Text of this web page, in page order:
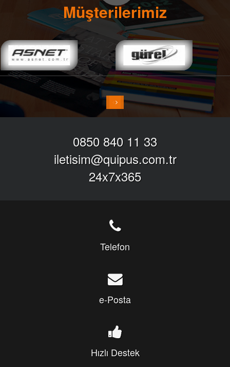
Müşterilerimiz
0850 840 11 33
iletisim@quipus.com.tr
24x7x365
Telefon
e-Posta
Hızlı Destek